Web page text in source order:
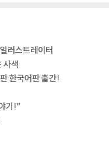
러스트레이터
사색
한국어판 출간!
기!”